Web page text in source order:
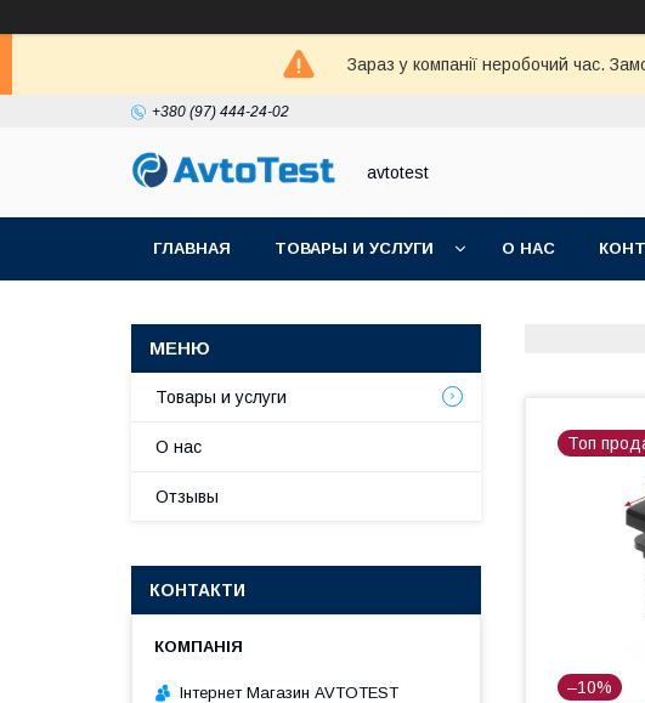
Зараз у компанії неробочий час.
+380 (97) 444-24-02
avtotest
ГЛАВНАЯ ТОВАРЫ И УСЛУГИ О НАС
Топ
–10%
Товары и услуги
О нас
Отзывы
КОНТАКТИ
Інтернет Магазин AVTOTEST